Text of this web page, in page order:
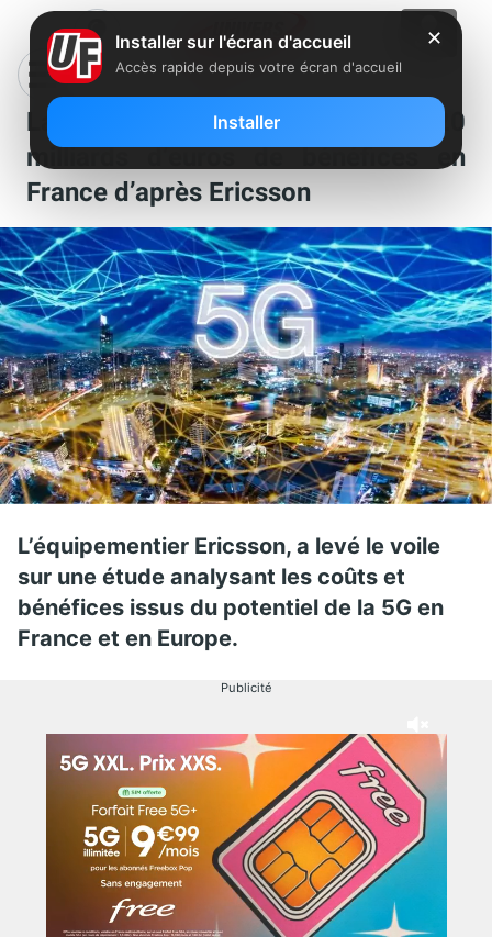
La 5G entraînerait, sur 15 ans, 20
milliards d’euros de bénéfices en
France d’après Ericsson
L’équipementier Ericsson, a levé le voile
sur une étude analysant les coûts et
bénéfices issus du potentiel de la 5G en
France et en Europe.
Publicité
✕
Installer sur l'écran d'accueil
Accès rapide depuis votre écran d'accueil
Installer